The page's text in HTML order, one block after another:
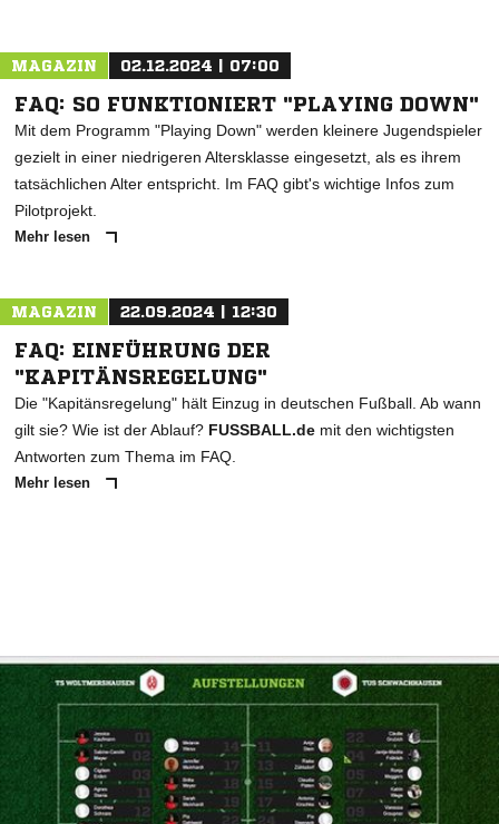
MAGAZIN 02.12.2024 | 07:00
FAQ: SO FUNKTIONIERT "PLAYING DOWN"
Mit dem Programm "Playing Down" werden kleinere Jugendspieler
gezielt in einer niedrigeren Altersklasse eingesetzt, als es ihrem
tatsächlichen Alter entspricht. Im FAQ gibt's wichtige Infos zum
Pilotprojekt.
Mehr lesen
MAGAZIN 22.09.2024 | 12:30
FAQ: EINFÜHRUNG DER
"KAPITÄNSREGELUNG"
Die "Kapitänsregelung" hält Einzug in deutschen Fußball. Ab wann
gilt sie? Wie ist der Ablauf? FUSSBALL.de mit den wichtigsten
Antworten zum Thema im FAQ.
Mehr lesen